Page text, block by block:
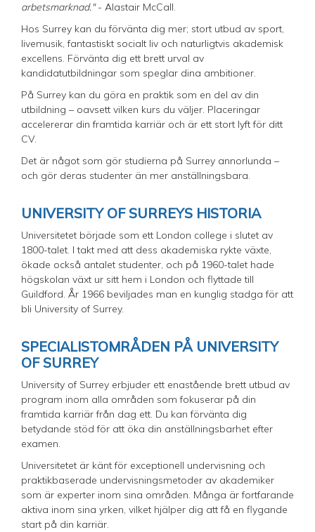
arbetsmarknad."- Alastair McCall.
Hos Surrey kan du förvänta dig mer; stort utbud av sport,
livemusik, fantastiskt socialt liv och naturligtvis akademisk
excellens. Förvänta dig ett brett urval av
kandidatutbildningar som speglar dina ambitioner.
På Surrey kan du göra en praktik som en del av din
utbildning – oavsett vilken kurs du väljer. Placeringar
accelererar din framtida karriär och är ett stort lyft för ditt
CV.
Det är något som gör studierna på Surrey annorlunda –
och gör deras studenter än mer anställningsbara.
UNIVERSITY OF SURREYS HISTORIA
Universitetet började som ett London college i slutet av
1800-talet. I takt med att dess akademiska rykte växte,
ökade också antalet studenter, och på 1960-talet hade
högskolan växt ur sitt hem i London och flyttade till
Guildford. År 1966 beviljades man en kunglig stadga för att
bli University of Surrey.
SPECIALISTOMRÅDEN PÅ UNIVERSITY
OF SURREY
University of Surrey erbjuder ett enastående brett utbud av
program inom alla områden som fokuserar på din
framtida karriär från dag ett. Du kan förvänta dig
betydande stöd för att öka din anställningsbarhet efter
examen.
Universitetet är känt för exceptionell undervisning och
praktikbaserade undervisningsmetoder av akademiker
som är experter inom sina områden. Många är fortfarande
aktiva inom sina yrken, vilket hjälper dig att få en flygande
start på din karriär.